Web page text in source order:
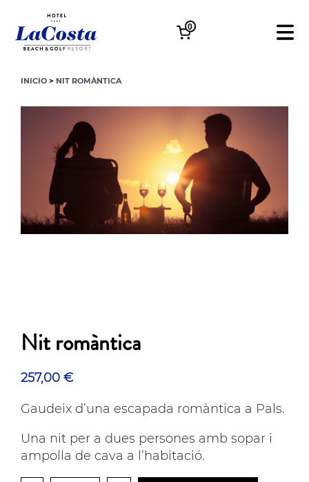
0
INICIO > NIT ROMÀNTICA
Nit romàntica
257,00€
Gaudeix d’una escapada romàntica a Pals.
Una nit per a dues persones amb sopar i
ampolla de cava a l’habitació.